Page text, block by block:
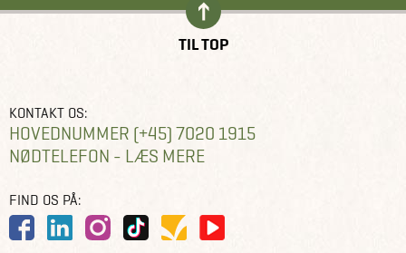
TIL TOP
KONTAKT OS:
HOVEDNUMMER (+45) 7020 1915
NØDTELEFON - LÆS MERE
FIND OS PÅ: